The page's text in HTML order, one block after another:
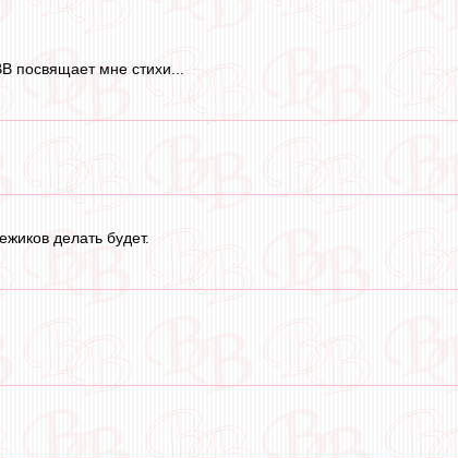
посвящает мне стихи...
делать будет.